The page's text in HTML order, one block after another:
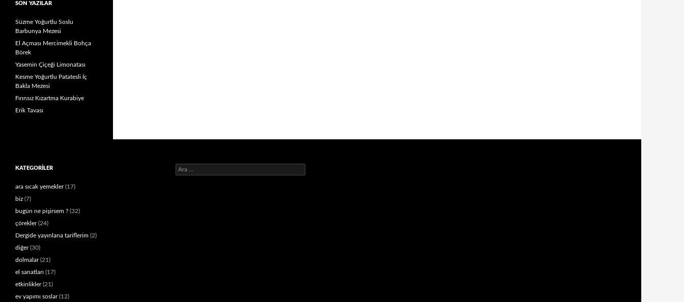
SON YAZILAR
Süzme Yoğurtlu Soslu
Barbunya Mezesi
El Açması Mercimekli Bohça
Börek
Yasemin Çiçeği Limonatası
Kesme Yoğurtlu Patatesli İç
Bakla Mezesi
Fırınsız Kızartma Kurabiye
Erik Tavası
KATEGORILER
ara sıcak yemekler(17)
biz (7)
bugün ne pişirsem ? (32)
çörekler(24)
Dergide yayınlana tariflerim (2)
diğer(30)
dolmalar(21)
el sanatları (17)
etkinlikler(21)
ev yapımı soslar(12)
Arama: